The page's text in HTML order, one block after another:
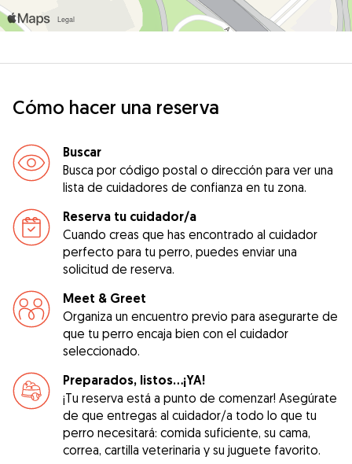
Cómo hacer una reserva
Buscar
Busca por código postal o dirección para ver una
lista de cuidadores de confianza en tu zona.
Reserva tu cuidador/a
Cuando creas que has encontrado al cuidador
perfecto para tu perro, puedes enviar una
solicitud de reserva.
Meet & Greet
Organiza un encuentro previo para asegurarte de
que tu perro encaja bien con el cuidador
seleccionado.
Preparados, listos...¡YA!
¡Tu reserva está a punto de comenzar! Asegúrate
de que entregas al cuidador/a todo lo que tu
perro necesitará: comida suficiente, su cama,
correa, cartilla veterinaria y su juguete favorito.